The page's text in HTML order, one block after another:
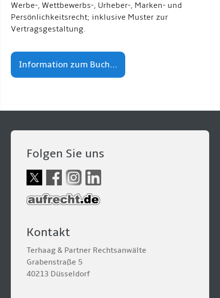
Werbe-, Wettbewerbs-, Urheber-, Marken- und
Persönlichkeitsrecht; inklusive Muster zur
Vertragsgestaltung.
Information zum Buch...
Folgen Sie uns
Kontakt
Terhaag & Partner Rechtsanwälte
Grabenstraße 5
40213 Düsseldorf